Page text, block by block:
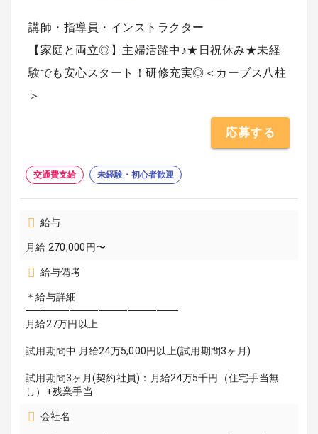
講師・指導員・インストラクター
【家庭と両立◎】主婦活躍中♪★日祝休み★未経
験でも安心スタート！研修充実◎＜カーブス八柱
＞
応募する
交通費支給 未経験・初心者歓迎
給与
月給 270,000円〜
給与備考
＊給与詳細
─────────────────────
月給27万円以上
試用期間中 月給24万5,000円以上(試用期間3ヶ月)
試用期間3ヶ月(契約社員)：月給24万5千円（住宅手当無
し）+残業手当
会社名